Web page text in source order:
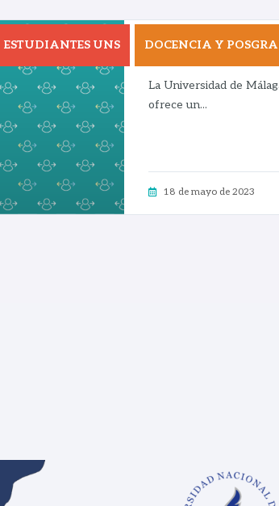
ESTUDIANTES UNS DOCENCIA Y
AUIP – Tesis
La Universidad de
ofrece un...
18 de mayo de 2023